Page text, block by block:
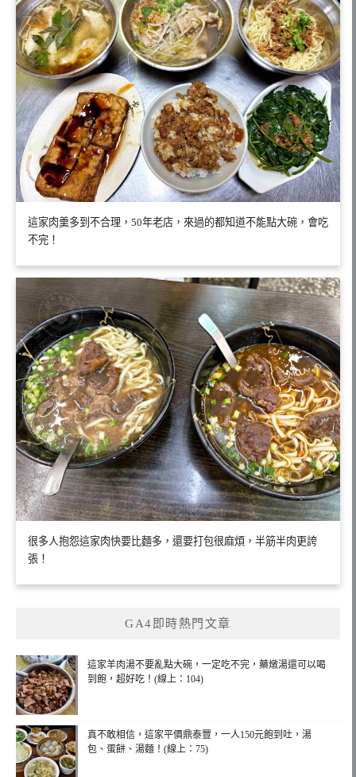
這家肉羹多到不合理，50年老店，來過的都知道不能點大碗，會吃
不完！
很多人抱怨這家肉快要比麵多，還要打包很麻煩，半筋半肉更誇
張！
GA4即時熱門文章
這家羊肉湯不要亂點大碗，一定吃不完，藥燉湯還可以喝
到飽，超好吃！(線上：104)
真不敢相信，這家平價鼎泰豐，一人150元飽到吐，湯
包、蛋餅、湯麵！(線上：75)